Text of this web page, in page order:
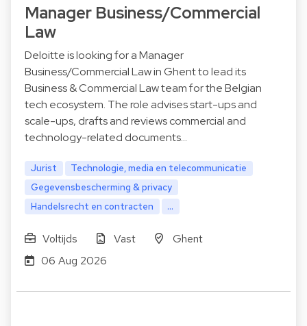
Manager Business/Commercial
Law
Deloitte is looking for a Manager
Business/Commercial Law in Ghent to lead its
Business & Commercial Law team for the Belgian
tech ecosystem. The role advises start-ups and
scale-ups, drafts and reviews commercial and
technology-related documents…
Jurist
Technologie, media en telecommunicatie
Gegevensbescherming & privacy
Handelsrecht en contracten
...
Voltijds Vast
Ghent
06 Aug 2026